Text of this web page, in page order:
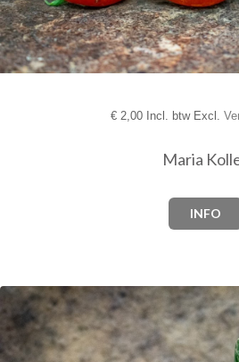
€2,00 Incl. btw Excl.
Maria
INFO